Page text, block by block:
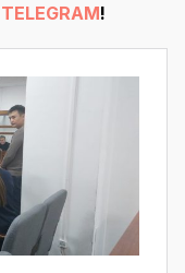
TELEGRAM!